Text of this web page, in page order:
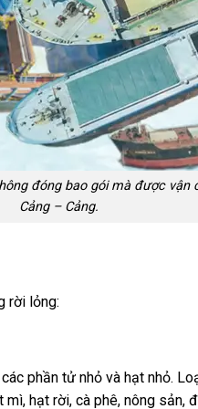
đóng bao gói mà được
Cảng – Cảng.
rời lỏng:
phần tử nhỏ và hạt nhỏ.
hạt rời, cà phê, nông sản,